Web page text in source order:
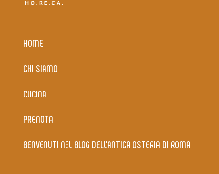
HOME
CHI SIAMO
CUCINA
PRENOTA
BENVENUTI NEL BLOG DELL’ANTICA OSTERIA DI ROMA